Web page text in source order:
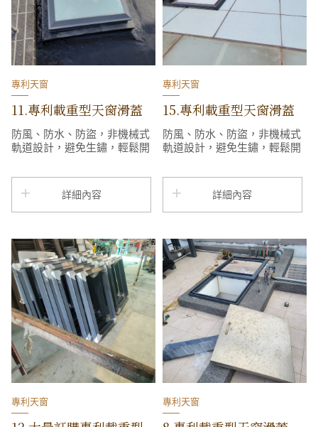
專利天窗
11.專利載重型天窗滑蓋
防風、防水、防盜，非機械式
軌道設計，避免生鏽，輕鬆開
造型美觀，快速簡便安裝，風
吹下會比一般白鐵天窗更安靜
詳細內容
專利天窗
15.專利載重型天窗滑蓋
防風、防水、防盜，非機械式
軌道設計，避免生鏽，輕鬆開
造型美觀，快速簡便安裝，風
吹下會比一般白鐵天窗更安靜
詳細內容
專利天窗 專利天窗